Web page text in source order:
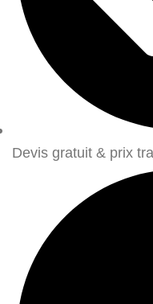
Devis gratuit & prix